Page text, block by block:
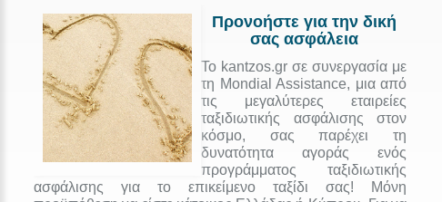
Προνοήστε για την δική
σας ασφάλεια
Το kantzos.gr σε συνεργασία με
τη Mondial Assistance, μια από
τις μεγαλύτερες εταιρείες
ταξιδιωτικής ασφάλισης στον
κόσμο, σας παρέχει τη
δυνατότητα αγοράς ενός
προγράμματος ταξιδιωτικής
ασφάλισης για το επικείμενο ταξίδι σας! Μόνη